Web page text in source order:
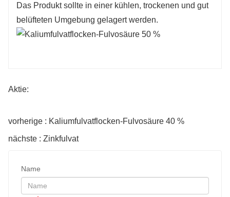
Das Produkt sollte in einer kühlen, trockenen und gut
belüfteten Umgebung gelagert werden.
Aktie:
vorherige : Kaliumfulvatflocken-Fulvosäure 40 %
nächste : Zinkfulvat
Name